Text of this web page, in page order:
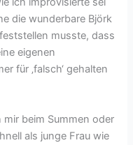
die wunderbare Björk
musste, dass
eigenen
für ‚falsch‘ gehalten
beim Summen oder
als junge Frau wie